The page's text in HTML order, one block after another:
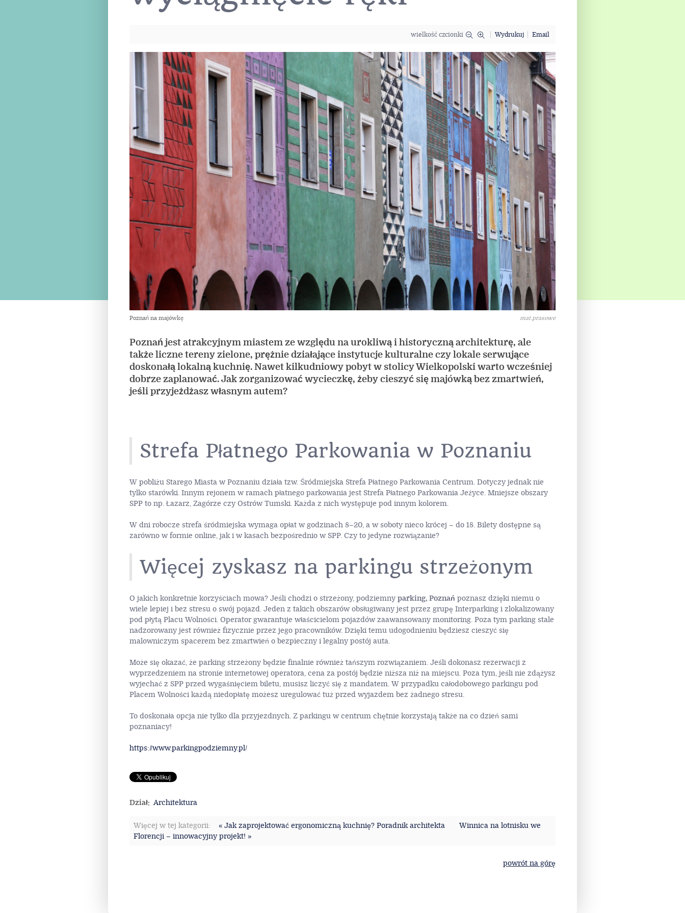
wielkość czcionki Wydrukuj Email
Poznań na majówkę mat.prasowe
Poznań jest atrakcyjnym miastem ze względu na urokliwą i historyczną architekturę, ale
także liczne tereny zielone, prężnie działające instytucje kulturalne czy lokale serwujące
doskonałą lokalną kuchnię. Nawet kilkudniowy pobyt w stolicy Wielkopolski warto wcześniej
dobrze zaplanować. Jak zorganizować wycieczkę, żeby cieszyć się majówką bez zmartwień,
jeśli przyjeżdżasz własnym autem?
Strefa Płatnego Parkowania w Poznaniu
W pobliżu Starego Miasta w Poznaniu działa tzw. Śródmiejska Strefa Płatnego Parkowania Centrum. Dotyczy jednak nie
tylko starówki. Innym rejonem w ramach płatnego parkowania jest Strefa Płatnego Parkowania Jeżyce. Mniejsze obszary
SPP to np. Łazarz, Zagórze czy Ostrów Tumski. Każda z nich występuje pod innym kolorem.
W dni robocze strefa śródmiejska wymaga opłat w godzinach 8–20, a w soboty nieco krócej – do 18. Bilety dostępne są
zarówno w formie online, jak i w kasach bezpośrednio w SPP. Czy to jedyne rozwiązanie?
Więcej zyskasz na parkingu strzeżonym
O jakich konkretnie korzyściach mowa? Jeśli chodzi o strzeżony, podziemny parking, Poznań poznasz dzięki niemu o
wiele lepiej i bez stresu o swój pojazd. Jeden z takich obszarów obsługiwany jest przez grupę Interparking i zlokalizowany
pod płytą Placu Wolności. Operator gwarantuje właścicielom pojazdów zaawansowany monitoring. Poza tym parking stale
nadzorowany jest również fizycznie przez jego pracowników. Dzięki temu udogodnieniu będziesz cieszyć się
malowniczym spacerem bez zmartwień o bezpieczny i legalny postój auta.
Może się okazać, że parking strzeżony będzie finalnie również tańszym rozwiązaniem. Jeśli dokonasz rezerwacji z
wyprzedzeniem na stronie internetowej operatora, cena za postój będzie niższa niż na miejscu. Poza tym, jeśli nie zdążysz
wyjechać z SPP przed wygaśnięciem biletu, musisz liczyć się z mandatem. W przypadku całodobowego parkingu pod
Placem Wolności każdą niedopłatę możesz uregulować tuż przed wyjazdem bez żadnego stresu.
To doskonała opcja nie tylko dla przyjezdnych. Z parkingu w centrum chętnie korzystają także na co dzień sami
poznaniacy!
https://www.parkingpodziemny.pl/
Dział: Architektura
Więcej w tej kategorii: « Jak zaprojektować ergonomiczną kuchnię? Poradnik architekta
Winnica na lotnisku we
Florencji – innowacyjny projekt! »
powrót na górę